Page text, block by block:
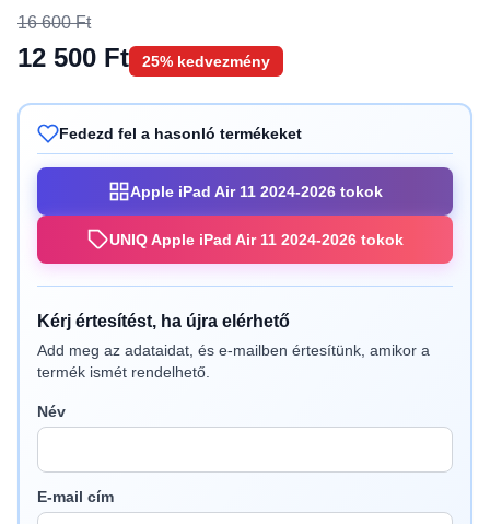
16 600 Ft
12 500 Ft 25% kedvezmény
Fedezd fel a hasonló termékeket
Apple iPad Air 11 2024-2026 tokok
UNIQ Apple iPad Air 11 2024-2026 tokok
Kérj értesítést, ha újra elérhető
Add meg az adataidat, és e-mailben értesítünk, amikor a
termék ismét rendelhető.
Név
E-mail cím